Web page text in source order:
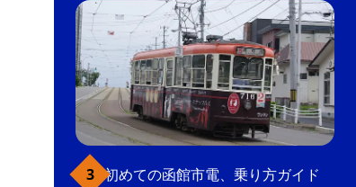
初めての函館市電、乗り方ガイド